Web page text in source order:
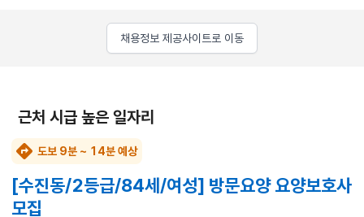
채용정보 제공사이트로 이동
근처 시급 높은 일자리
도보 9분 ~ 14분 예상
[수진동/2등급/84세/여성] 방문요양 요양보호사
모집